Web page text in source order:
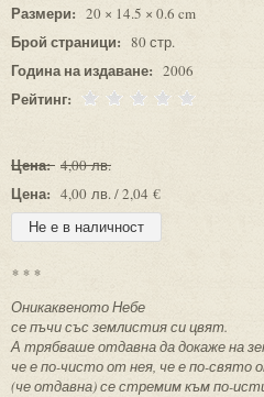
Размери: 20 × 14.5 × 0.6 cm
Брой страници: 80 стр.
Година на издаване: 2006
Рейтинг:
Цена: 4,00 лв.
Цена: 4,00 лв. / 2,04 €
* * *
Оникаквеното Небе
се пъчи със землистия си цвят.
А трябваше отдавна да докаже на
че е по-чисто от нея, че е по-свято
(че отдавна) се стремим към по-